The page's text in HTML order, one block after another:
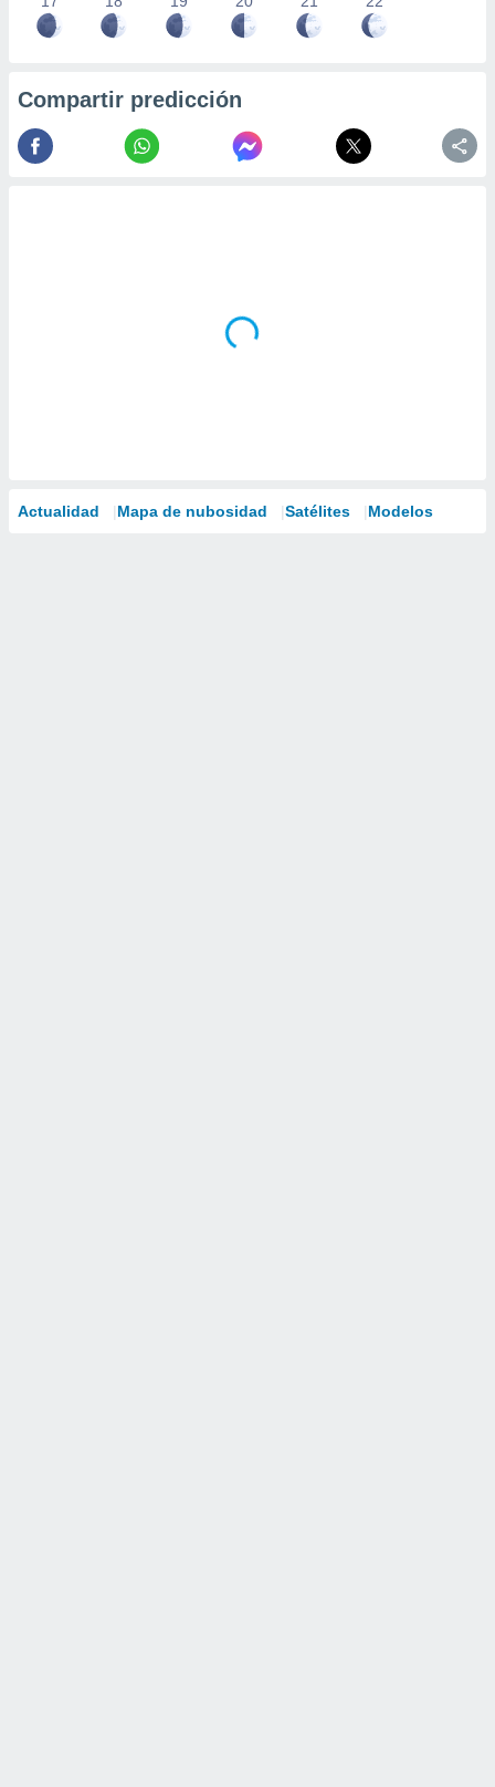
Compartir predicción
Actualidad Mapa de nubosidad Satélites Modelos